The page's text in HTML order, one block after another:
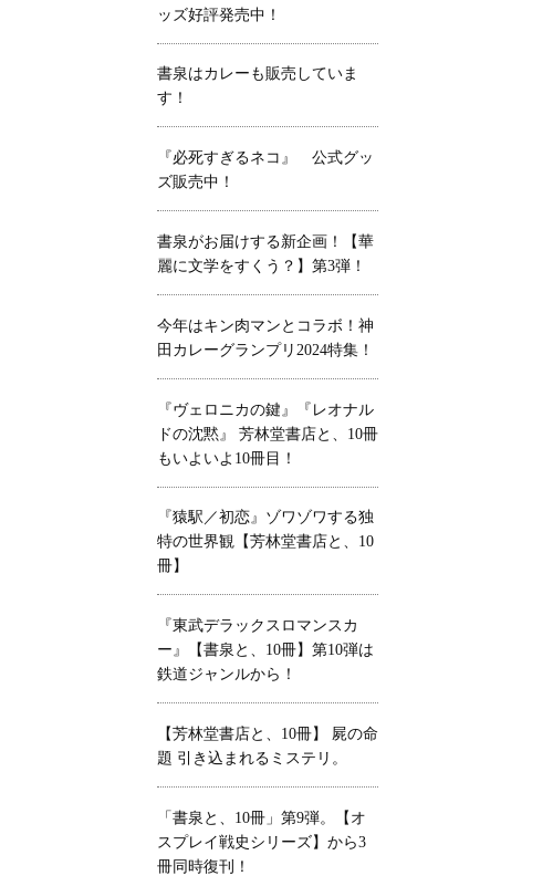
ッズ好評発売中！
書泉はカレーも販売していま
す！
『必死すぎるネコ』 公式グッ
ズ販売中！
書泉がお届けする新企画！【華
麗に文学をすくう？】第3弾！
今年はキン肉マンとコラボ！神
田カレーグランプリ2024特集！
『ヴェロニカの鍵』『レオナル
ドの沈黙』 芳林堂書店と、10冊
もいよいよ10冊目！
『猿駅／初恋』ゾワゾワする独
特の世界観【芳林堂書店と、10
冊】
『東武デラックスロマンスカ
ー』【書泉と、10冊】第10弾は
鉄道ジャンルから！
【芳林堂書店と、10冊】 屍の命
題 引き込まれるミステリ。
「書泉と、10冊」第9弾。【オ
スプレイ戦史シリーズ】から3
冊同時復刊！